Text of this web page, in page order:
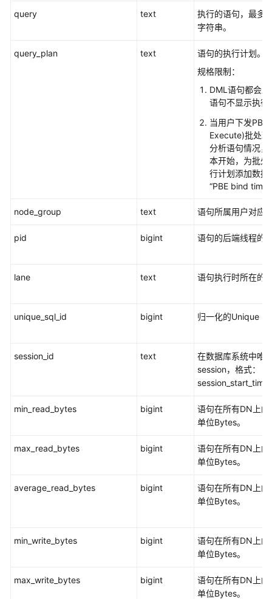
表
ALL_CONS_COLUMNS
ALL_IND_COLUMNS
ALL_SEQUENCES
query text
执行的语句，最多
字符串。
query_plan text
语句的执行计划。
规格限制：
DML语句都会
语句不显示执行
当用户下发
Execute)批处
分析语句情况，
本开始，为批处
行计划添加数据
“PBE bind
node_group text 语句所属用户对应
pid bigint 语句的后端线程的
lane text 语句执行时所在的
unique_sql_id bigint 归一化的Unique
session_id text
在数据库系统中唯
session，格式：
min_read_bytes bigint
语句在所有DN上
单位Bytes。
max_read_bytes bigint
语句在所有DN上
单位Bytes。
average_read_bytes bigint
语句在所有DN上
单位Bytes。
min_write_bytes bigint
语句在所有DN上
单位Bytes。
max_write_bytes bigint
语句在所有DN上
单位Bytes。